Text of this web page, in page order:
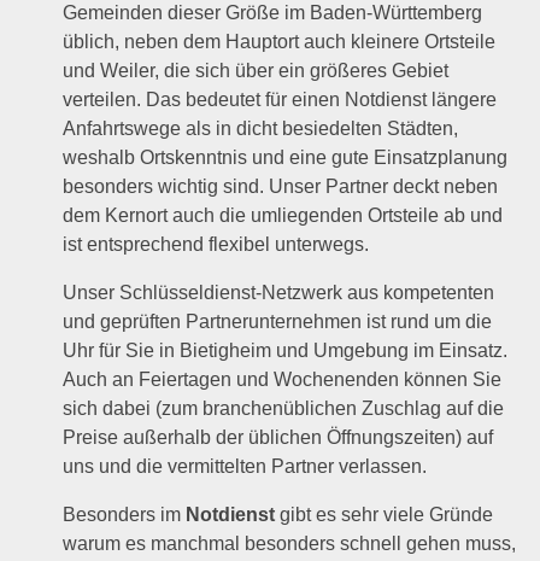
Gemeinden dieser Größe im Baden-Württemberg
üblich, neben dem Hauptort auch kleinere Ortsteile
und Weiler, die sich über ein größeres Gebiet
verteilen. Das bedeutet für einen Notdienst längere
Anfahrtswege als in dicht besiedelten Städten,
weshalb Ortskenntnis und eine gute Einsatzplanung
besonders wichtig sind. Unser Partner deckt neben
dem Kernort auch die umliegenden Ortsteile ab und
ist entsprechend flexibel unterwegs.
Unser Schlüsseldienst-Netzwerk aus kompetenten
und geprüften Partnerunternehmen ist rund um die
Uhr für Sie in Bietigheim und Umgebung im Einsatz.
Auch an Feiertagen und Wochenenden können Sie
sich dabei (zum branchenüblichen Zuschlag auf die
Preise außerhalb der üblichen Öffnungszeiten) auf
uns und die vermittelten Partner verlassen.
Besonders im Notdienst gibt es sehr viele Gründe
warum es manchmal besonders schnell gehen muss,